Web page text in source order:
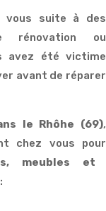
vous suite à des
rénovation ou
avez été victime
avant de réparer
le Rhôhe (69),
chez vous pour
meubles et